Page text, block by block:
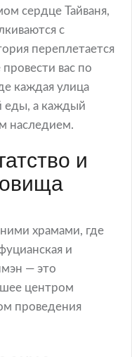
сердце Тайваня,
с
переплетается
вас по
каждая улица
еды, а каждый
наследием.
и
храмами, где
и
— это
центром
проведения